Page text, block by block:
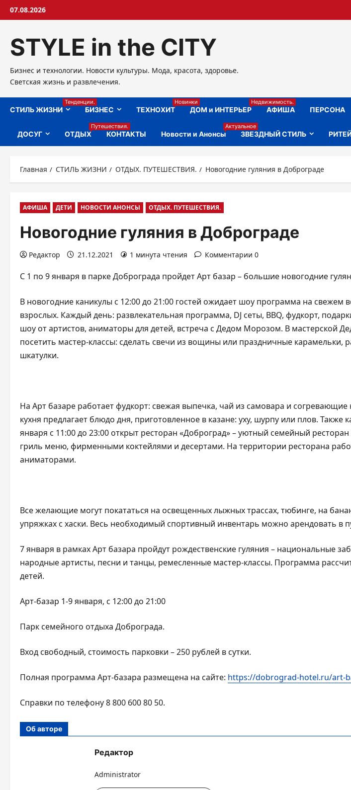
Перейти
07.08.2026
STYLE in the CITY
Бизнес и технологии. Новости культуры. Мода, красота, здоровье.
Светская жизнь и развлечения.
СТИЛЬ ЖИЗНИ
Тенденции.
БИЗНЕС ТЕХНОХИТ
Новинки
ДОМ и ИНТЕРЬЕР
Недвижимость.
АФИША ПЕРСОНА
ДОСУГ ОТДЫХ
Путешествия.
КОНТАКТЫ Новости и Анонсы
Актуальное
ЗВЕЗДНЫЙ СТИЛЬ
Главная СТИЛЬ ЖИЗНИ ОТДЫХ. ПУТЕШЕСТВИЯ. Новогодние гуляния в Доброграде
АФИША ДЕТИ НОВОСТИ АНОНСЫ ОТДЫХ. ПУТЕШЕСТВИЯ.
Новогодние гуляния в Доброграде
Редактор 21.12.2021 1 минута чтения Комментарии 0
С 1 по 9 января в парке Доброграда пройдет Арт базар – большие новогодние
В новогодние каникулы с 12:00 до 21:00 гостей ожидает шоу программа на свежем
взрослых. Каждый день: развлекательная программа, DJ сеты, BBQ, фудкорт,
шоу от артистов, аниматоры для детей, встреча с Дедом Морозом. В мастерской
посетить мастер-классы: сделать свечи из вощины или праздничные карамельки,
шкатулки.
На Арт базаре работает фудкорт: свежая выпечка, чай из самовара и
кухня предлагает блюдо дня, приготовленное в казане: уху, шурпу или плов. Также
января с 11:00 до 23:00 открыт ресторан «Доброград» – уютный семейный
гриль меню, фирменными коктейлями и десертами. На территории ресторана
аниматорами.
Все желающие могут покататься на освещенных лыжных трассах, тюбинге, на
упряжках с хаски. Весь необходимый спортивный инвентарь можно арендовать в
7 января в рамках Арт базара пройдут рождественские гуляния – национальные
народные артисты, песни и танцы, ремесленные мастер-классы. Программа
детей.
Арт-базар 1-9 января, с 12:00 до 21:00
Парк семейного отдыха Доброграда.
Вход свободный, стоимость парковки – 250 рублей в сутки.
Полная программа Арт-базара размещена на сайте: https://dobrograd-hotel.ru/art-
Справки по телефону 8 800 600 80 50.
Об авторе
Редактор
Administrator